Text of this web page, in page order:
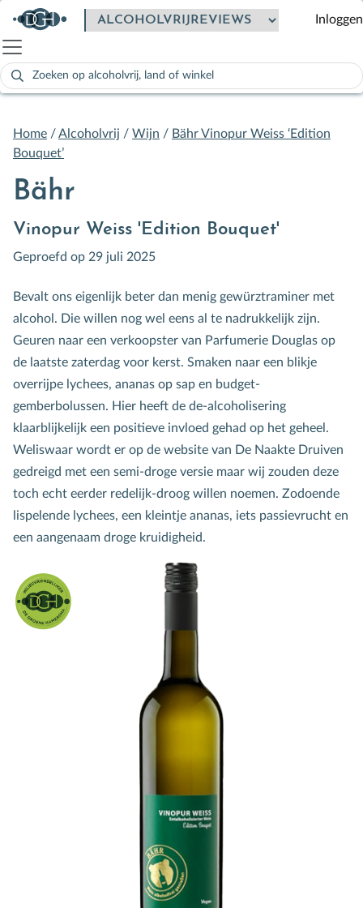
Zoeken
naar:
Als de resultaten voor automatisch aanvullen beschikbaar zijn,
Inloggen
Home /Alcoholvrij / Wijn / Bähr Vinopur Weiss ‘Edition
Bouquet’
Bähr
Vinopur Weiss 'Edition Bouquet'
Geproefd op 29 juli 2025
Bevalt ons eigenlijk beter dan menig gewürztraminer met
alcohol. Die willen nog wel eens al te nadrukkelijk zijn.
Geuren naar een verkoopster van Parfumerie Douglas op
de laatste zaterdag voor kerst. Smaken naar een blikje
overrijpe lychees, ananas op sap en budget-
gemberbolussen. Hier heeft de de-alcoholisering
klaarblijkelijk een positieve invloed gehad op het geheel.
Weliswaar wordt er op de website van De Naakte Druiven
gedreigd met een semi-droge versie maar wij zouden deze
toch echt eerder redelijk-droog willen noemen. Zodoende
lispelende lychees, een kleintje ananas, iets passievrucht en
een aangenaam droge kruidigheid.